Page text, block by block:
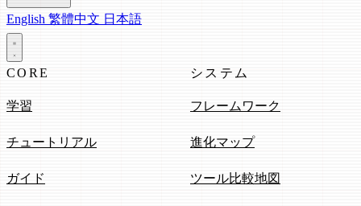
English 繁體中文 日本語
CORE
学習
チュートリアル
ガイド
システム
フレームワーク
進化マップ
ツール比較地図